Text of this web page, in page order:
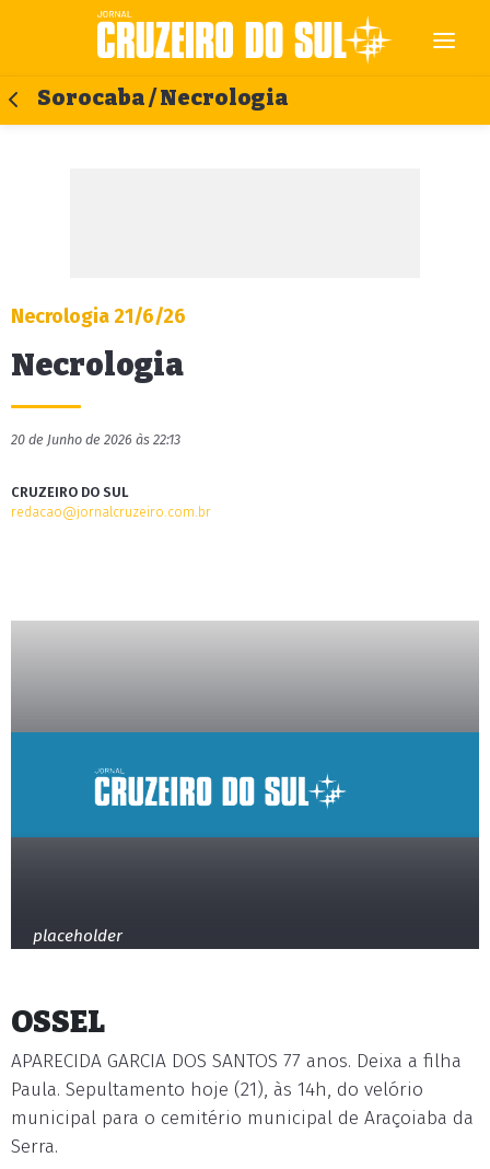
Sorocaba / Necrologia
Necrologia 21/6/26
Necrologia
20 de Junho de 2026 às 22:13
CRUZEIRO DO SUL
redacao@jornalcruzeiro.com.br
placeholder
OSSEL
APARECIDA GARCIA DOS SANTOS 77 anos. Deixa a filha
Paula. Sepultamento hoje (21), às 14h, do velório
municipal para o cemitério municipal de Araçoiaba da
Serra.